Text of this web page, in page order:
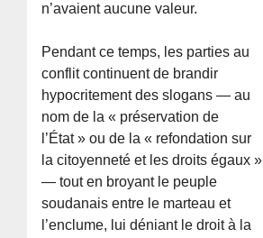
n’avaient aucune valeur.
Pendant ce temps, les parties au
conflit continuent de brandir
hypocritement des slogans — au
nom de la « préservation de
l’État » ou de la « refondation sur
la citoyenneté et les droits égaux »
— tout en broyant le peuple
soudanais entre le marteau et
l’enclume, lui déniant le droit à la